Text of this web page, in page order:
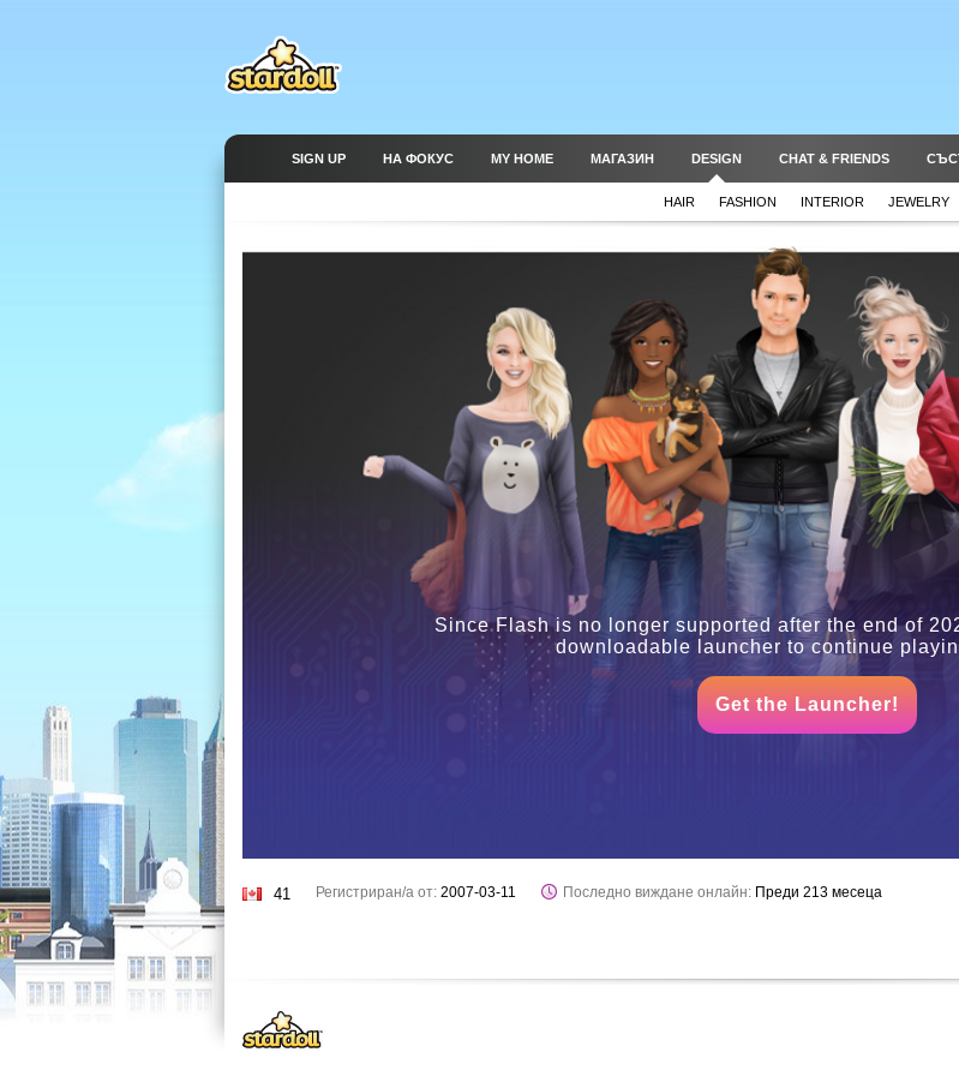
SIGN UP НА ФОКУС MY HOME МАГАЗИН DESIGN CHAT & FRIENDS
HAIR FASHION INTERIOR JEWELRY
Since Flash is no longer supported after the end of
downloadable launcher to continue
Get the Launcher!
41 Регистриран/а от: 2007-03-11 Последно виждане онлайн: Преди 213 месеца